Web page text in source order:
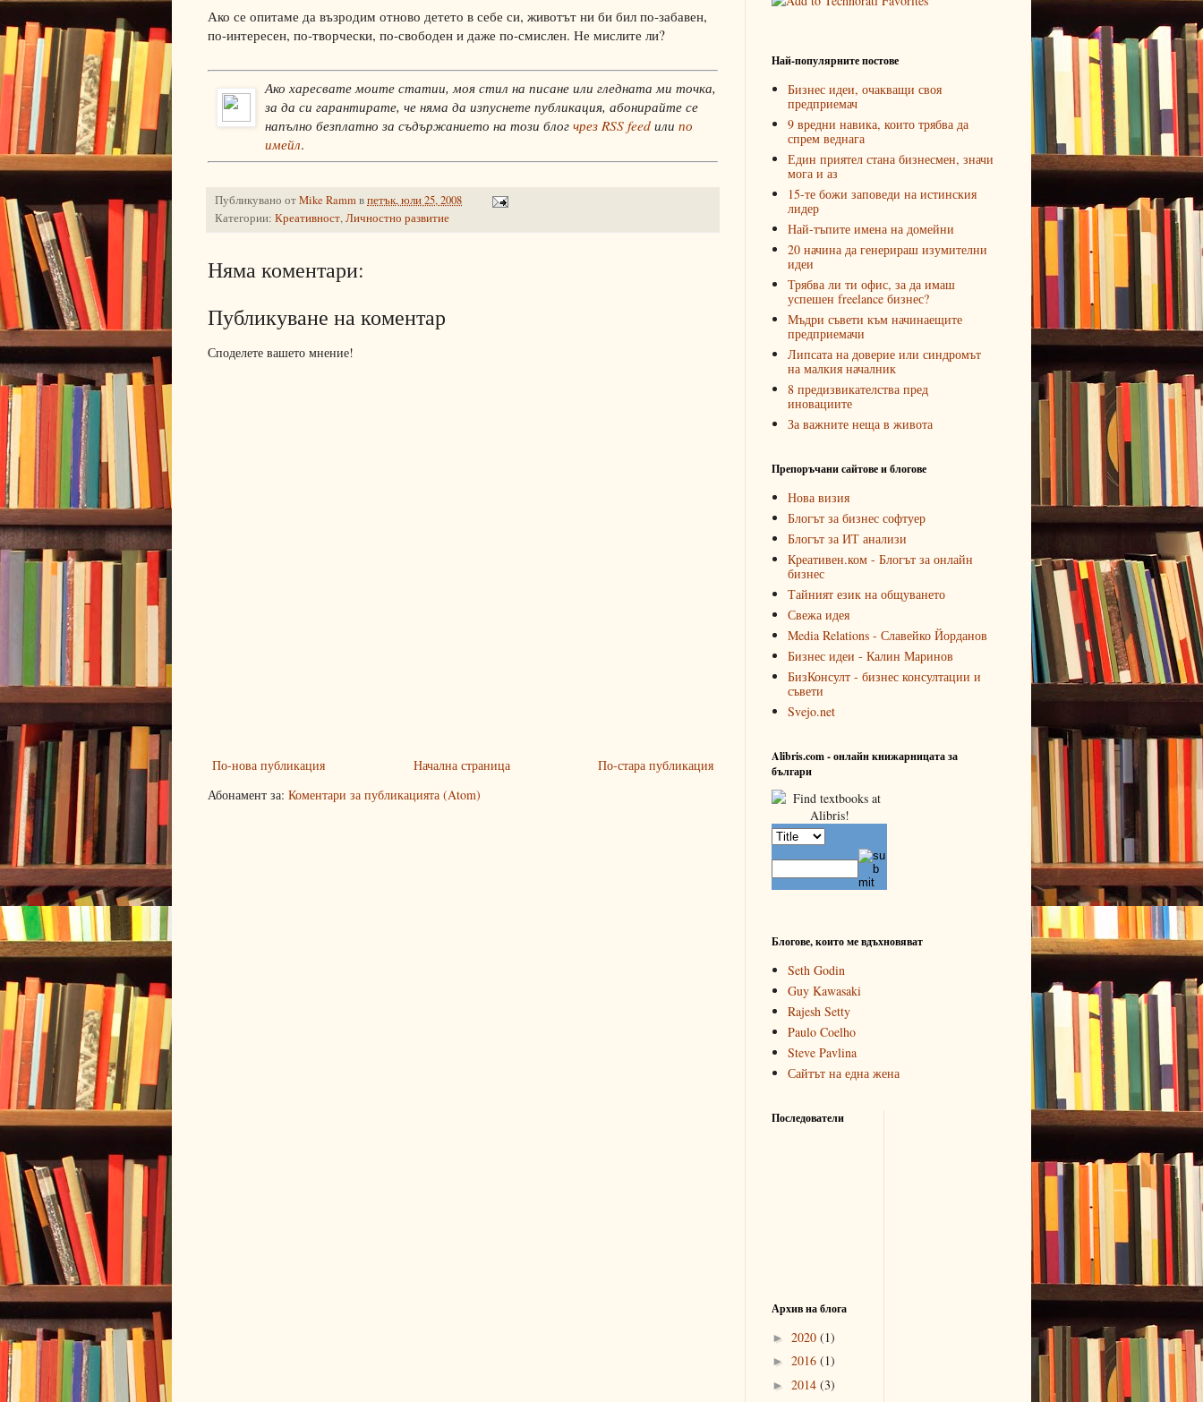
Ако се опитаме да възродим отново детето в себе си, животът ни би бил по-забавен,
по-интересен, по-творчески, по-свободен и даже по-смислен. Не мислите ли?
Ако харесвате моите статии, моя стил на писане или гледната ми точка,
за да си гарантирате, че няма да изпуснете публикация, абонирайте се
напълно безплатно за съдържанието на този блог чрез RSS feed или по
имейл.
Публикувано отMike Rammвпетък, юли 25, 2008
Категории: Креативност,Личностно развитие
Няма коментари:
Публикуване на коментар
Споделете вашето мнение!
По-нова публикация По-стара публикация
Начална страница
Абонамент за: Коментари за публикацията (Atom)
Най-популярните постове
Бизнес идеи, очакващи своя
предприемач
9 вредни навика, които трябва да
спрем веднага
Един приятел стана бизнесмен, значи
мога и аз
15-те божи заповеди на истинския
лидер
Най-тъпите имена на домейни
20 начина да генерираш изумителни
идеи
Трябва ли ти офис, за да имаш
успешен freelance бизнес?
Мъдри съвети към начинаещите
предприемачи
Липсата на доверие или синдромът
на малкия началник
8 предизвикателства пред
иновациите
За важните неща в живота
Препоръчани сайтове и блогове
Нова визия
Блогът за бизнес софтуер
Блогът за ИТ анализи
Креативен.ком - Блогът за онлайн
бизнес
Тайният език на общуването
Свежа идея
Media Relations - Славейко Йорданов
Бизнес идеи - Калин Маринов
БизКонсулт - бизнес консултации и
съвети
Svejo.net
Alibris.com - онлайн книжарницата за
българи
Блогове, които ме вдъхновяват
Seth Godin
Guy Kawasaki
Rajesh Setty
Paulo Coelho
Steve Pavlina
Сайтът на една жена
Последователи
Архив на блога
► 2020 (1)
► 2016 (1)
► 2014 (3)